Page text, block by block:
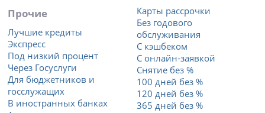
Прочие
Лучшие кредиты
Экспресс
Под низкий процент
Через Госуслуги
Для бюджетников и
госслужащих
В иностранных банках
Карты рассрочки
Без годового
обслуживания
С кэшбеком
С онлайн-заявкой
Снятие без %
100 дней без %
120 дней без %
365 дней без %